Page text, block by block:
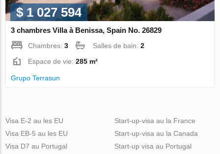
$ 1 027 594
3 chambres Villa à Benissa, Spain No. 26829
Chambres:3 Salles de bain:2
Espace de vie:285 m²
Grupo Terrasun
Visa E-2 au les EU
Visa EB-5 au les EU
Visa D7 au Portugal
Start-up-visa au la France
Start-up-visa au la Canada
Start-up visa au Portugal